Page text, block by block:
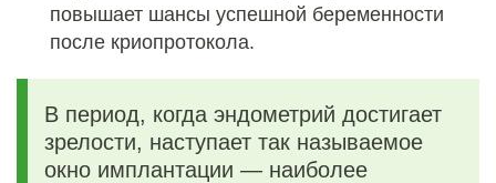
повышает шансы успешной беременности
после криопротокола.
В период, когда эндометрий достигает
зрелости, наступает так называемое
окно имплантации ― наиболее